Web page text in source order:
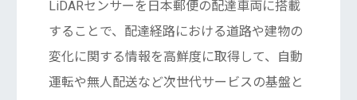
LiDARセンサーを日本郵便の配達車両に搭載
することで、配達経路における道路や建物の
変化に関する情報を高鮮度に取得して、自動
運転や無人配送など次世代サービスの基盤と